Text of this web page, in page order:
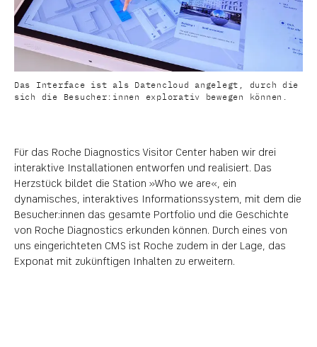
Das Interface ist als Datencloud angelegt, durch die
sich die Besucher:innen explorativ bewegen können.
Für das Roche Diagnostics Visitor Center haben wir drei
interaktive Installationen entworfen und realisiert. Das
Herzstück bildet die Station »Who we are«, ein
dynamisches, interaktives Informationssystem, mit dem die
Besucher:innen das gesamte Portfolio und die Geschichte
von Roche Diagnostics erkunden können. Durch eines von
uns eingerichteten CMS ist Roche zudem in der Lage, das
Exponat mit zukünftigen Inhalten zu erweitern.